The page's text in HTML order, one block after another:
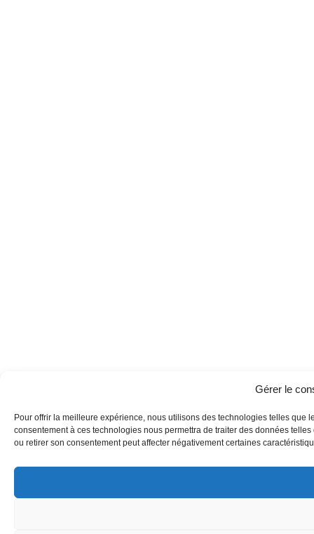
Gérer le
Pour offrir la meilleure expérience, nous utilisons des technologies telles
consentement à ces technologies nous permettra de traiter des données
ou retirer son consentement peut affecter négativement certaines